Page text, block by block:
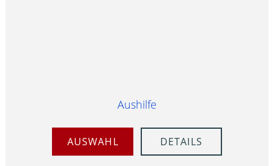
Aushilfe
AUSWAHL DETAILS